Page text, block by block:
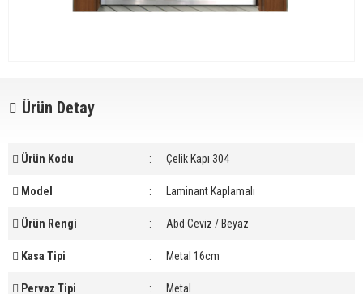
Ürün Detay
Ürün Kodu : Çelik Kapı 304
Model : Laminant Kaplamalı
Ürün Rengi : Abd Ceviz / Beyaz
Kasa Tipi : Metal 16cm
Pervaz Tipi : Metal